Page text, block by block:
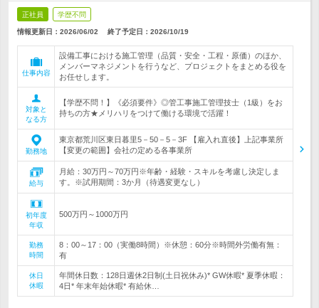
正社員 学歴不問
情報更新日：2026/06/02 終了予定日： 2026/10/19
仕事内容
設備工事における施工管理（品質・安全・工程・原価）のほか、
メンバーマネジメントを行うなど、プロジェクトをまとめる役を
お任せします。
対象と
なる方
【学歴不問！】《必須要件》◎管工事施工管理技士（1級）をお
持ちの方★メリハリをつけて働ける環境で活躍！
勤務地
東京都荒川区東日暮里5－50－5－3F 【雇入れ直後】上記事業所
【変更の範囲】会社の定める各事業所
給与
月給：30万円～70万円※年齢・経験・スキルを考慮し決定しま
す。※試用期間：3か月（待遇変更なし）
初年度
年収
500万円～1000万円
勤務
時間
8：00～17：00（実働8時間）※休憩：60分※時間外労働有無：
有
休日
休暇
年間休日数：128日週休2日制(土日祝休み)* GW休暇* 夏季休暇：
4日* 年末年始休暇* 有給休…